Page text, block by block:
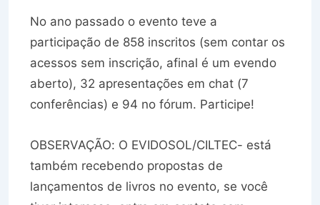
No ano passado o evento teve a
participação de 858 inscritos (sem contar os
acessos sem inscrição, afinal é um evendo
aberto), 32 apresentações em chat (7
conferências) e 94 no fórum. Participe!
OBSERVAÇÃO: O EVIDOSOL/CILTEC- está
também recebendo propostas de
lançamentos de livros no evento, se você